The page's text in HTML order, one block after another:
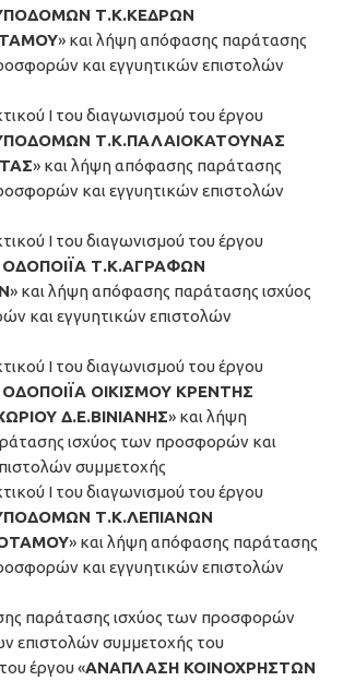
Τ.Κ.ΚΕΔΡΩΝ
» και λήψη απόφασης παράτασης
και εγγυητικών επιστολών
Ι του διαγωνισμού του έργου
Τ.Κ.ΠΑΛΑΙΟΚΑΤΟΥΝΑΣ
» και λήψη απόφασης παράτασης
και εγγυητικών επιστολών
Ι του διαγωνισμού του έργου
ΟΔΟΠΟΙΪΑ Τ.Κ.ΑΓΡΑΦΩΝ
» και λήψη απόφασης παράτασης ισχύος
και εγγυητικών επιστολών
Ι του διαγωνισμού του έργου
ΟΙΚΙΣΜΟΥ ΚΡΕΝΤΗΣ
Δ.Ε.ΒΙΝΙΑΝΗΣ» και λήψη
ισχύος των προσφορών και
συμμετοχής
Ι του διαγωνισμού του έργου
Τ.Κ.ΛΕΠΙΑΝΩΝ
» και λήψη απόφασης παράτασης
και εγγυητικών επιστολών
παράτασης ισχύος των προσφορών
επιστολών συμμετοχής του
έργου «ΑΝΑΠΛΑΣΗ ΚΟΙΝΟΧΡΗΣΤΩΝ